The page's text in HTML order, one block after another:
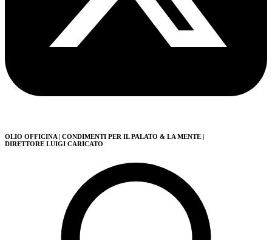
OLIO OFFICINA | CONDIMENTI PER IL PALATO & LA MENTE |
DIRETTORE LUIGI CARICATO